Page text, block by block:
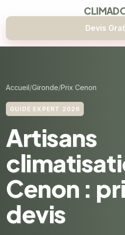
Devis
Accueil Gironde Prix Cenon
GUIDE EXPERT 2026
Artisans
Cenon :
devis